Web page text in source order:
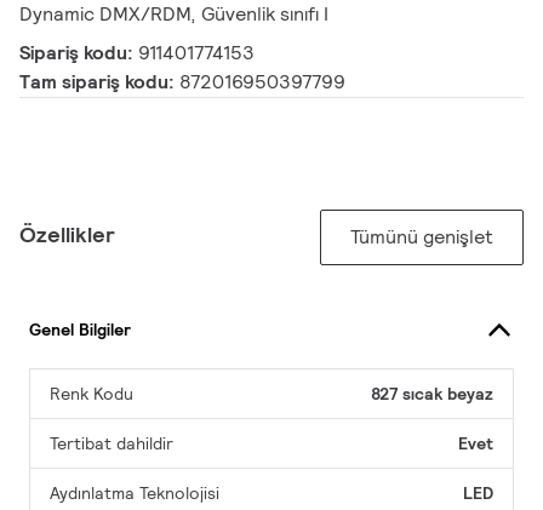
Dynamic DMX/RDM, Güvenlik sınıfı I
Sipariş kodu: 911401774153
Tam sipariş kodu: 872016950397799
Özellikler Tümünü genişlet
Genel Bilgiler
Renk Kodu 827 sıcak beyaz
Tertibat dahildir Evet
Aydınlatma Teknolojisi LED